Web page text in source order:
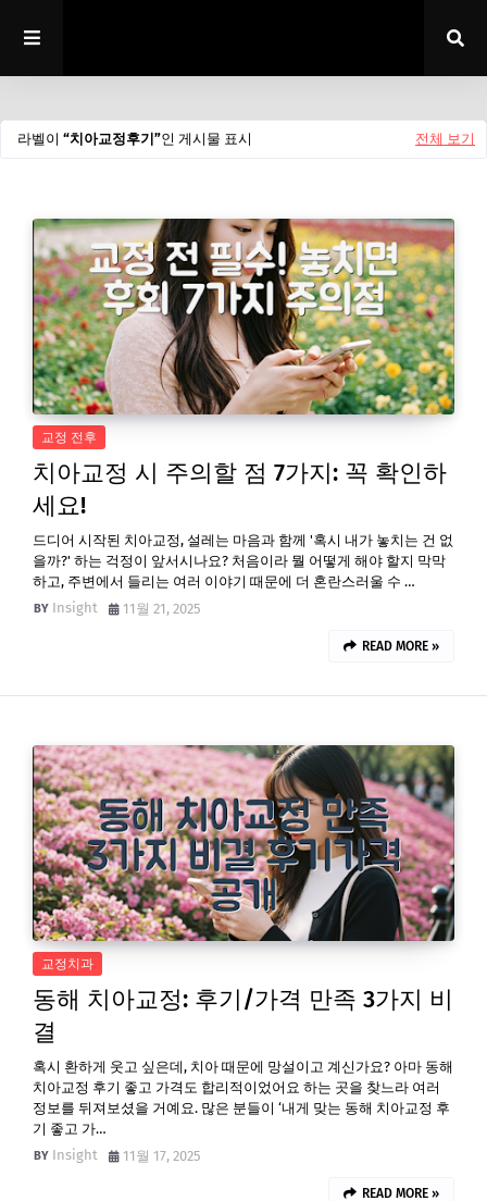
라벨이 치아교정후기 인 게시물 표시 전체 보기
교정 전후
치아교정 시 주의할 점 7가지: 꼭 확인하
세요!
드디어 시작된 치아교정, 설레는 마음과 함께 '혹시 내가 놓치는 건 없
을까?' 하는 걱정이 앞서시나요? 처음이라 뭘 어떻게 해야 할지 막막
하고, 주변에서 들리는 여러 이야기 때문에 더 혼란스러울 수 …
Insight
11월 21, 2025
READ MORE »
교정치과
동해 치아교정: 후기/가격 만족 3가지 비
결
혹시 환하게 웃고 싶은데, 치아 때문에 망설이고 계신가요? 아마 동해
치아교정 후기 좋고 가격도 합리적이었어요 하는 곳을 찾느라 여러
정보를 뒤져보셨을 거예요. 많은 분들이 ‘내게 맞는 동해 치아교정 후
기 좋고 가…
Insight
11월 17, 2025
READ MORE »